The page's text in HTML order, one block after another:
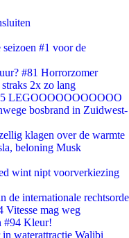
#1 voor de
#81 Horrorzomer
2x zo lang
LEGOOOOOOOOOOO
bosbrand in Zuidwest-
klagen over de warmte
beloning Musk
wint nipt voorverkiezing
de internationale rechtsorde
Vitesse mag weg
#94 Kleur!
waterattractie Walibi